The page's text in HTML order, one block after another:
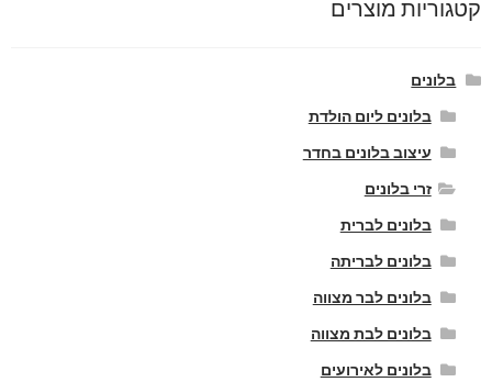
קטגוריות מוצרים
בלונים
בלונים ליום הולדת
עיצוב בלונים בחדר
זרי בלונים
בלונים לברית
בלונים לבריתה
בלונים לבר מצווה
בלונים לבת מצווה
בלונים לאירועים